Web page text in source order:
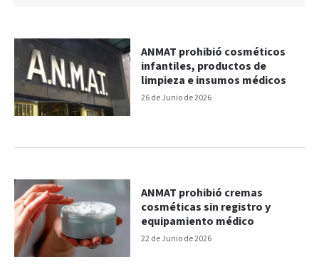
26 de Junio de 2026
ANMAT prohibió cosméticos
infantiles, productos de
limpieza e insumos médicos
22 de Junio de 2026
ANMAT prohibió cremas
cosméticas sin registro y
equipamiento médico